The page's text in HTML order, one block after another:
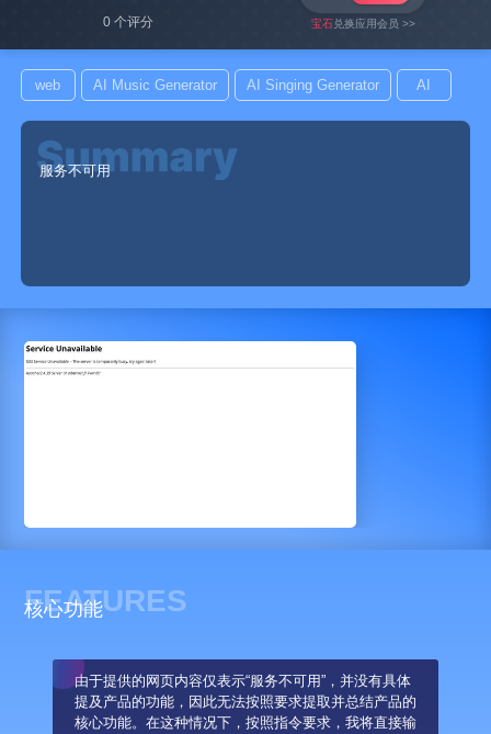
0 个评分 宝石兑换应用会员 >>
web AI Music Generator AI Singing Generator AI
服务不可用
FEATURES
核心功能
由于提供的网页内容仅表示“服务不可用”，并没有具体
提及产品的功能，因此无法按照要求提取并总结产品的
核心功能。在这种情况下，按照指令要求，我将直接输